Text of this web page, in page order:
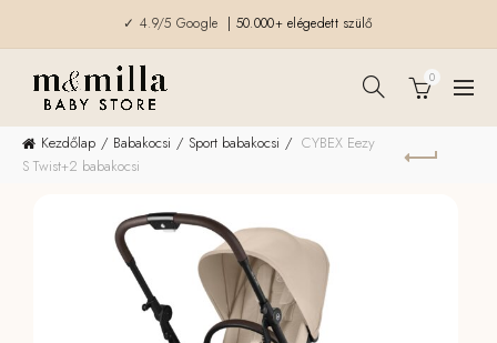
✓ 4.9/5 Google | 50.000+ elégedett szülő
0
Kezdőlap Babakocsi Sport babakocsi
CYBEX Eezy
S Twist+2 babakocsi